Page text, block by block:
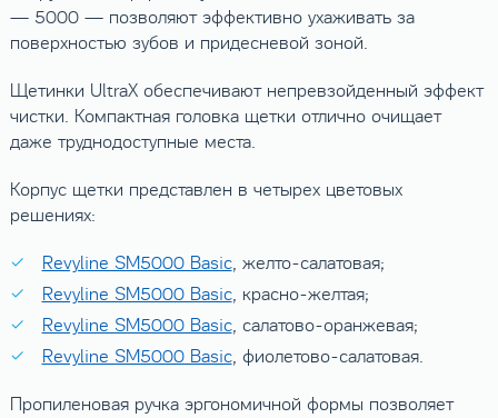
— 5000 — позволяют эффективно ухаживать за
поверхностью зубов и придесневой зоной.
Щетинки UltraX обеспечивают непревзойденный эффект
чистки. Компактная головка щетки отлично очищает
даже труднодоступные места.
Корпус щетки представлен в четырех цветовых
решениях:
Revyline SM5000 Basic, желто-салатовая;
Revyline SM5000 Basic, красно-желтая;
Revyline SM5000 Basic, салатово-оранжевая;
Revyline SM5000 Basic, фиолетово-салатовая.
Пропиленовая ручка эргономичной формы позволяет